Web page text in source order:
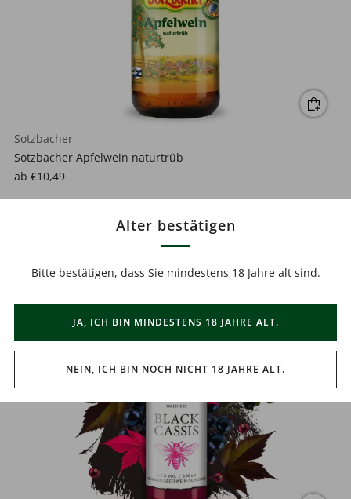
Alter bestätigen
Bitte bestätigen, dass Sie mindestens 18 Jahre alt sind.
JA, ICH BIN MINDESTENS 18 JAHRE ALT.
NEIN, ICH BIN NOCH NICHT 18 JAHRE ALT.
Sotzbacher
Sotzbacher Apfelwein naturtrüb
ab €10,49